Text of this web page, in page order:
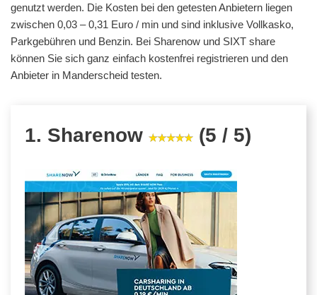
genutzt werden. Die Kosten bei den getesten Anbietern liegen
zwischen 0,03 – 0,31 Euro / min und sind inklusive Vollkasko,
Parkgebühren und Benzin. Bei Sharenow und SIXT share
können Sie sich ganz einfach kostenfrei registrieren und den
Anbieter in Manderscheid testen.
1. Sharenow (5 / 5)